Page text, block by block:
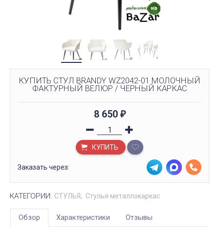
КУПИТЬ СТУЛ BRANDY WZ2042-01 МОЛОЧНЫЙ
ФАКТУРНЫЙ ВЕЛЮР / ЧЕРНЫЙ КАРКАС
8 650 ₽
КУПИТЬ
Заказать через:
КАТЕГОРИИ: СТУЛЬЯ Стулья металлокаркас
Обзор Характеристики Отзывы